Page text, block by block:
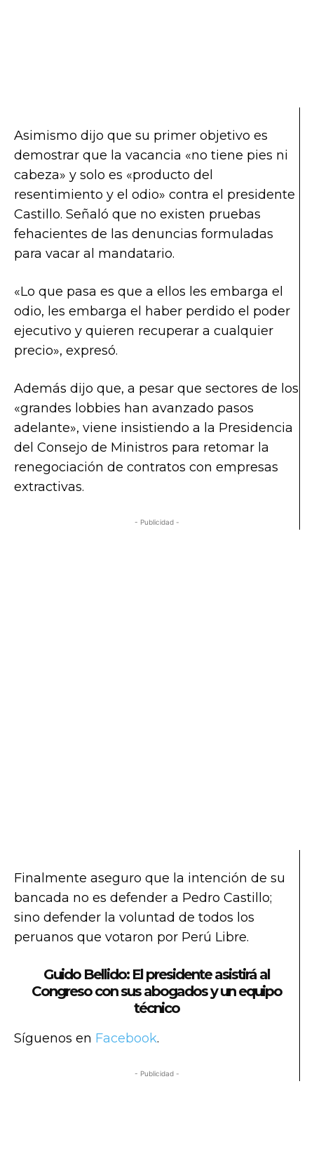
Asimismo dijo que su primer objetivo es
demostrar que la vacancia «no tiene pies ni
cabeza» y solo es «producto del
resentimiento y el odio» contra el presidente
Castillo. Señaló que no existen pruebas
fehacientes de las denuncias formuladas
para vacar al mandatario.
«Lo que pasa es que a ellos les embarga el
odio, les embarga el haber perdido el poder
ejecutivo y quieren recuperar a cualquier
precio», expresó.
Además dijo que, a pesar que sectores de los
«grandes lobbies han avanzado pasos
adelante», viene insistiendo a la Presidencia
del Consejo de Ministros para retomar la
renegociación de contratos con empresas
extractivas.
- Publicidad -
Finalmente aseguro que la intención de su
bancada no es defender a Pedro Castillo;
sino defender la voluntad de todos los
peruanos que votaron por Perú Libre.
Guido Bellido: El presidente asistirá al
Congreso con sus abogados y un equipo
técnico
Síguenos en Facebook.
- Publicidad -